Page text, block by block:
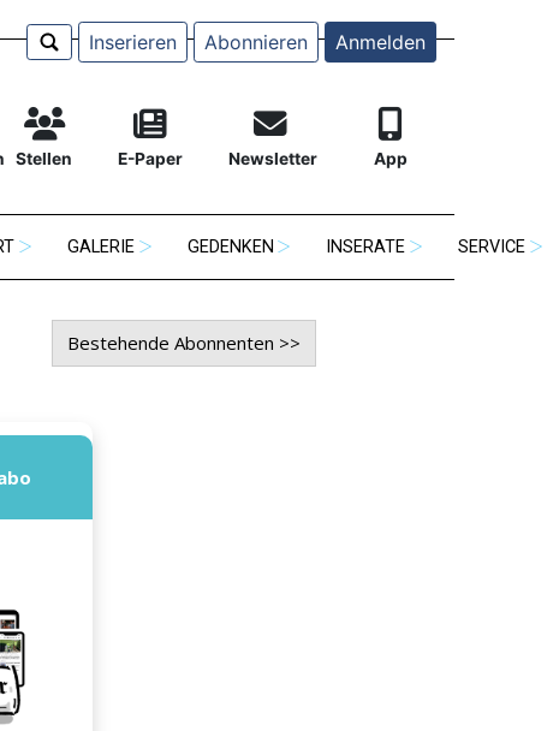
Inserieren Abonnieren Anmelden
Stellen E-Paper Newsletter App
GALERIE GEDENKEN INSERATE SERVICE